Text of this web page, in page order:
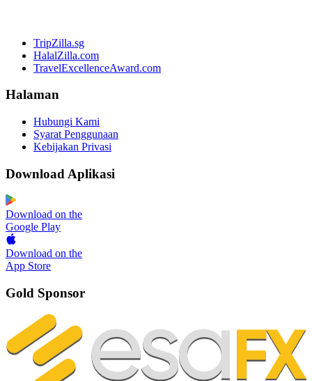
TripZilla.sg
HalalZilla.com
TravelExcellenceAward.com
Halaman
Hubungi Kami
Syarat Penggunaan
Kebijakan Privasi
Download Aplikasi
Download on the
Google Play
Download on the
App Store
Gold Sponsor